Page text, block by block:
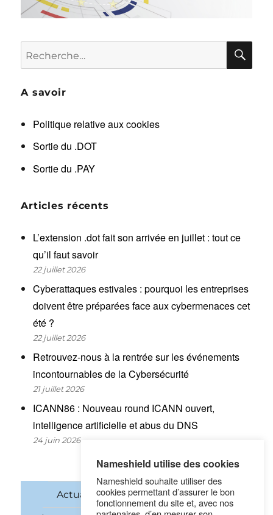
Recherche
pour :
A savoir
Politique relative aux cookies
Sortie du .DOT
Sortie du .PAY
Articles récents
L’extension .dot fait son arrivée en juillet : tout ce
qu’il faut savoir
22 juillet 2026
Cyberattaques estivales : pourquoi les entreprises
doivent être préparées face aux cybermenaces cet
été ?
22 juillet 2026
Retrouvez-nous à la rentrée sur les événements
incontournables de la Cybersécurité
21 juillet 2026
ICANN86 : Nouveau round ICANN ouvert,
intelligence artificielle et abus du DNS
24 juin 2026
Actualités Noms de domaine
Nameshield utilise des cookies
Nameshield souhaite utiliser des
cookies permettant d’assurer le bon
fonctionnement du site et, avec nos